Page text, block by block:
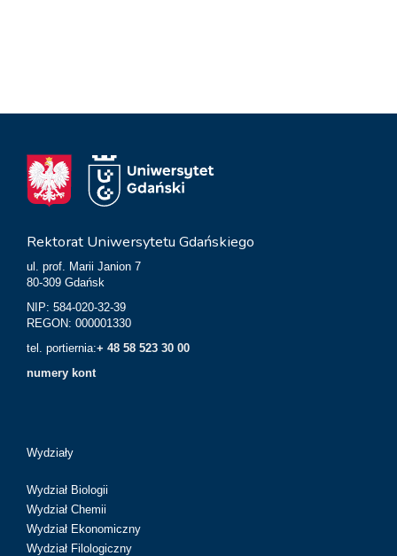
Rektorat Uniwersytetu Gdańskiego
ul. prof. Marii Janion 7
80-309 Gdańsk
NIP: 584-020-32-39
REGON: 000001330
tel. portiernia:+ 48 58 523 30 00
numery kont
Wydziały
Wydział Biologii
Wydział Chemii
Wydział Ekonomiczny
Wydział Filologiczny